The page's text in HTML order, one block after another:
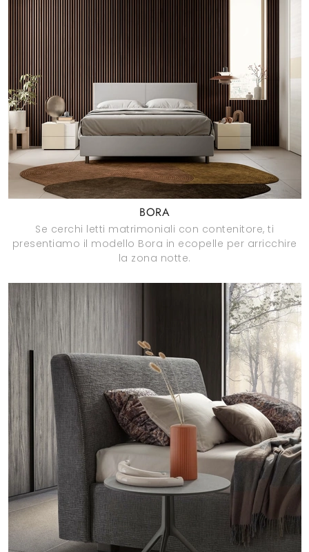
BORA
Se cerchi letti matrimoniali con contenitore, ti
presentiamo il modello Bora in ecopelle per arricchire
la zona notte.